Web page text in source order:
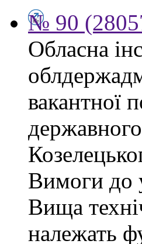
№ 90
Обласна
вакантної
Вимоги до
Вища
належать